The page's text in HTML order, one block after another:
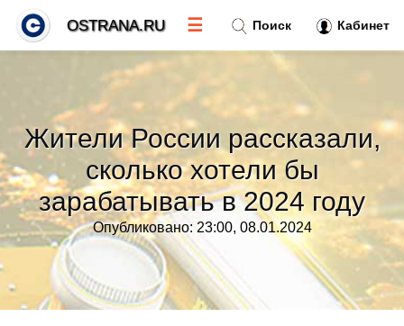
Жители России рассказали,
сколько хотели бы
зарабатывать в 2024 году
Опубликовано: 23:00, 08.01.2024
Поиск Кабинет
OSTRANA.RU ☰
Тренды новостей»
Рубрики»
Правила
Контакт»